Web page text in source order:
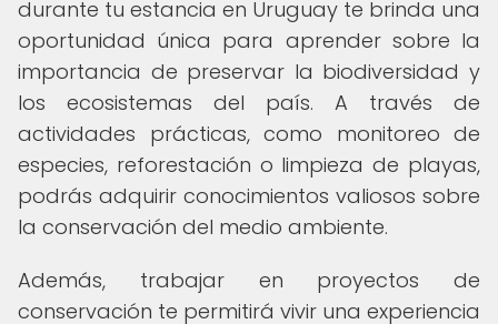
durante tu estancia en Uruguay te brinda una
oportunidad única para aprender sobre la
importancia de preservar la biodiversidad y
los ecosistemas del país. A través de
actividades prácticas, como monitoreo de
especies, reforestación o limpieza de playas,
podrás adquirir conocimientos valiosos sobre
la conservación del medio ambiente.
Además, trabajar en proyectos de
conservación te permitirá vivir una experiencia